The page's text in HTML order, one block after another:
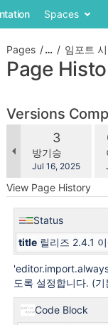
Spaces
Pages … 임포트
Page
Versions
Old
Version
3
방기승
Saved
Jul 16, 2025
View Page History
Status
title 릴리즈 2.4.1
도록 설정합니다. (
Code Block